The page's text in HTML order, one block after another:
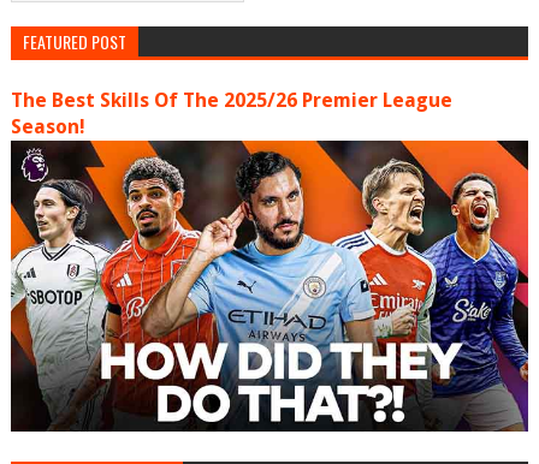
FEATURED POST
The Best Skills Of The 2025/26 Premier League
Season!